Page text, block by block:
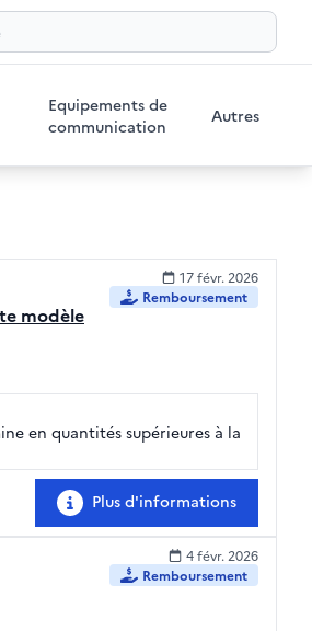
Equipements de
communication
Autres
modèle
17 févr. 2026
Remboursement
en quantités supérieures à la
Plus d'informations
4 févr. 2026
Remboursement